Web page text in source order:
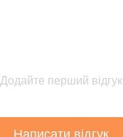
Додайте перший відгук
Написати відгук